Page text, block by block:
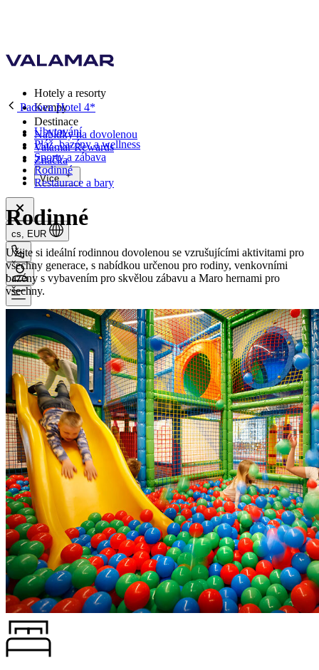
Hotely a resorty
Kempy
Destinace
Nabídky na dovolenou
Valamar Rewards
Značka
Více
cs, EUR
Padova Hotel 4*
Ubytování
Pláž, bazény a wellness
Sporty a zábava
Rodinné
Restaurace a bary
Rodinné
Užijte si ideální rodinnou dovolenou se vzrušujícími aktivitami pro
všechny generace, s nabídkou určenou pro rodiny, venkovními
bazény s vybavením pro skvělou zábavu a Maro hernami pro
všechny.